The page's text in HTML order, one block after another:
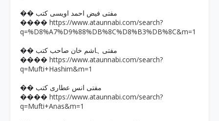
�� مفتی فیض احمد اویسی کتب
���� https://www.ataunnabi.com/search?
q=%D8%A7%D9%88%DB%8C%D8%B3%DB%8C&m=1
�� مفتی ہاشم خان صاحب کتب
���� https://www.ataunnabi.com/search?
q=Mufti+Hashim&m=1
�� مفتی انس عطاری کتب
���� https://www.ataunnabi.com/search?
q=Mufti+Anas&m=1